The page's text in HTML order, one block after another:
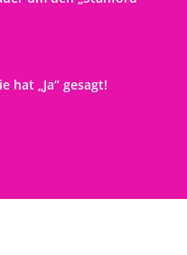
hat „Ja“ gesagt!